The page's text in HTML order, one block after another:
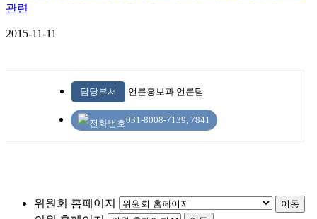
관련
2015-11-11
담당부서 언론홍보과 언론팀
031-8008-7139, 7841
위원회 홈페이지 이동